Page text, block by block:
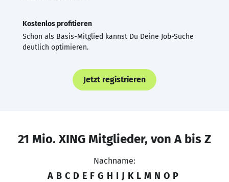
Kostenlos profitieren
Schon als Basis-Mitglied kannst Du Deine Job-Suche
deutlich optimieren.
Jetzt registrieren
21 Mio. XING Mitglieder, von A bis Z
Nachname:
A B C D E F G H I J K L M N O P